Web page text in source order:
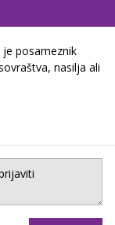
je posameznik
nasilja ali